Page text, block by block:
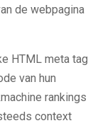
de webpagina
HTML meta tag
van hun
rankings
context